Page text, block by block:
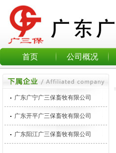
首页 公司概况
广东广宁广三保畜牧有限公司
广东开平广三保畜牧有限公司
广东阳江广三保畜牧有限公司